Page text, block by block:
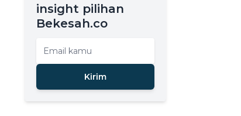
insight pilihan
Bekesah.co
Kirim